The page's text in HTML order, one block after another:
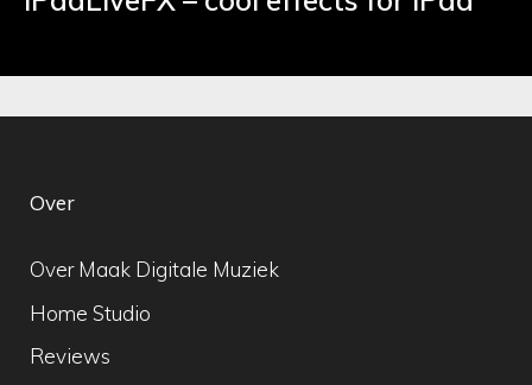
Over
Over Maak Digitale Muziek
Home Studio
Reviews